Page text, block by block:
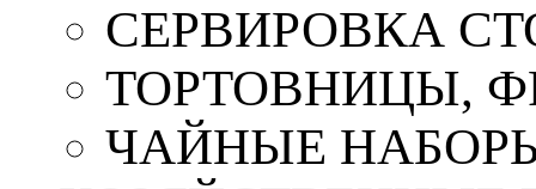
СЕРВИРОВКА
ТОРТОВНИЦЫ,
ЧАЙНЫЕ